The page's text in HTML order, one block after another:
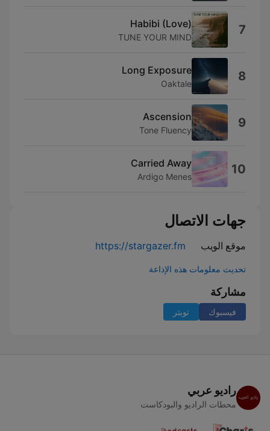
7
Habibi (Love)
TUNE YOUR MIND
8
Long Exposure
Oaktale
9
Ascension
Tone Fluency
10
Carried Away
Ardigo Menes
جهات الاتصال
موقع الويب https://stargazer.fm
تحديث معلومات هذه الإذاعة
مشاركة
فيسبوك تويتر
راديو عربي
محطات الراديو والبودكاست